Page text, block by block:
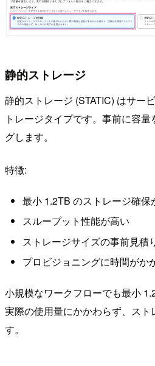
静的ストレージ
静的ストレージ (STATIC) はサー
トレージタイプです。事前に容
グします。
特徴:
最小 1.2TB のストレージ確保
スループット性能が高い
ストレージサイズの事前見積
プロビジョニングに時間がか
小規模なワークフローでも最小
実際の使用量にかかわらず、スト
す。